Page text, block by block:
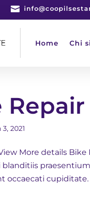

Home Chi
Repair
3, 2021
More details
occaecati cupiditate.